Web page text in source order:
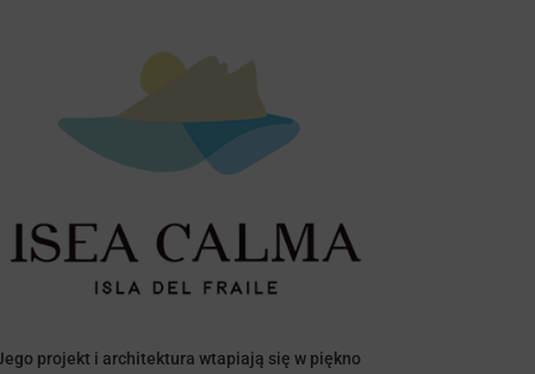
projekt i architektura wtapiają się w piękno